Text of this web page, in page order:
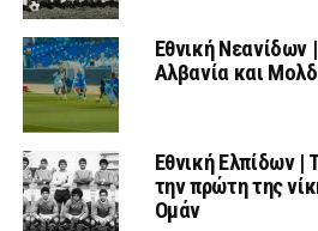
Εθνική Νεανίδων
Αλβανία και
Εθνική Ελπίδων |
την πρώτη της
Ομάν